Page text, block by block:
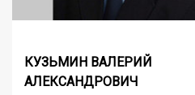
КУЗЬМИН ВАЛЕРИЙ
АЛЕКСАНДРОВИЧ